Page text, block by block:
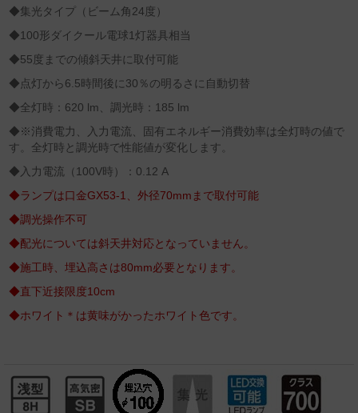
◆集光タイプ（ビーム角24度）
◆100形ダイクール電球1灯器具相当
◆55度までの傾斜天井に取付可能
◆点灯から6.5時間後に30％の明るさに自動切替
◆全灯時：620 lm、調光時：185 lm
◆※消費電力、入力電流、固有エネルギー消費効率は全灯時の値で
す。全灯時と調光時で性能値が変化します。
◆入力電流（100V時）：0.12 A
◆ランプは口金GX53-1、外径70mmまで取付可能
◆調光操作不可
◆配光については斜天井対応となっていません。
◆施工時、埋込高さは80mm必要となります。
◆直下近接限度10cm
◆ホワイト＊は黄味がかったホワイト色です。